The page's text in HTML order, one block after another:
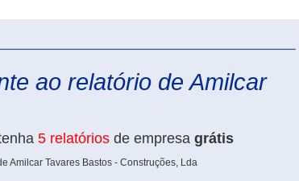
ao relatório de Amilcar
5 relatórios de empresa grátis
Amilcar Tavares Bastos - Construções, Lda